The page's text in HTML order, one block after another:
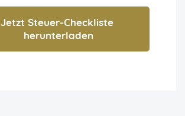
Jetzt Steuer-Checkliste
herunterladen